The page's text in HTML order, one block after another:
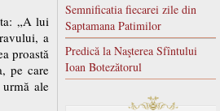
Semnificatia fiecarei zile din
Saptamana Patimilor
Predică la Naşterea Sfîntului
Ioan Botezătorul
„A lui
a
proastă
pe care
ale